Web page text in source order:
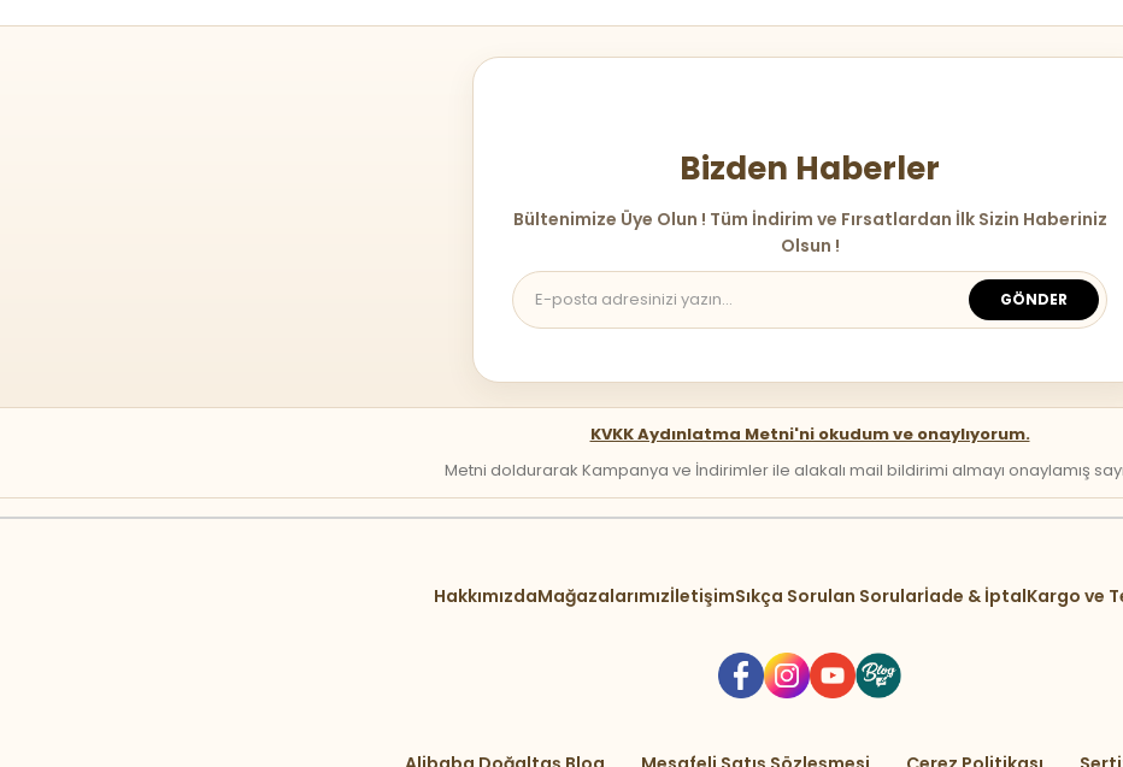
Bizden Haberler
Bültenimize Üye Olun ! Tüm İndirim ve Fırsatlardan İlk Sizin Haberiniz
Olsun !
GÖNDER
KVKK Aydınlatma Metni'ni okudum ve onaylıyorum.
Metni doldurarak Kampanya ve İndirimler ile alakalı mail bildirimi almayı onaylamış
HakkımızdaMağazalarımızİletişimSıkça Sorulan Sorularİade & İptalKargo ve